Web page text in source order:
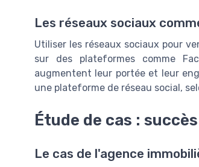
Les réseaux sociaux
Utiliser les réseaux sociaux pour
sur des plateformes comme
augmentent leur portée et leur
une plateforme de réseau social,
Étude de cas :
Le cas de l'agence